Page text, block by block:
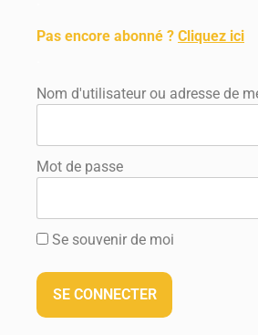
Pas encore abonné ? Cliquez ici
Nom d'utilisateur ou adresse de
Mot de passe
Se souvenir de moi